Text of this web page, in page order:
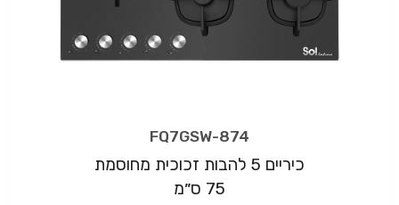
FQ7GSW-874
כיריים 5 להבות זכוכית מחוסמת
75 ס״מ